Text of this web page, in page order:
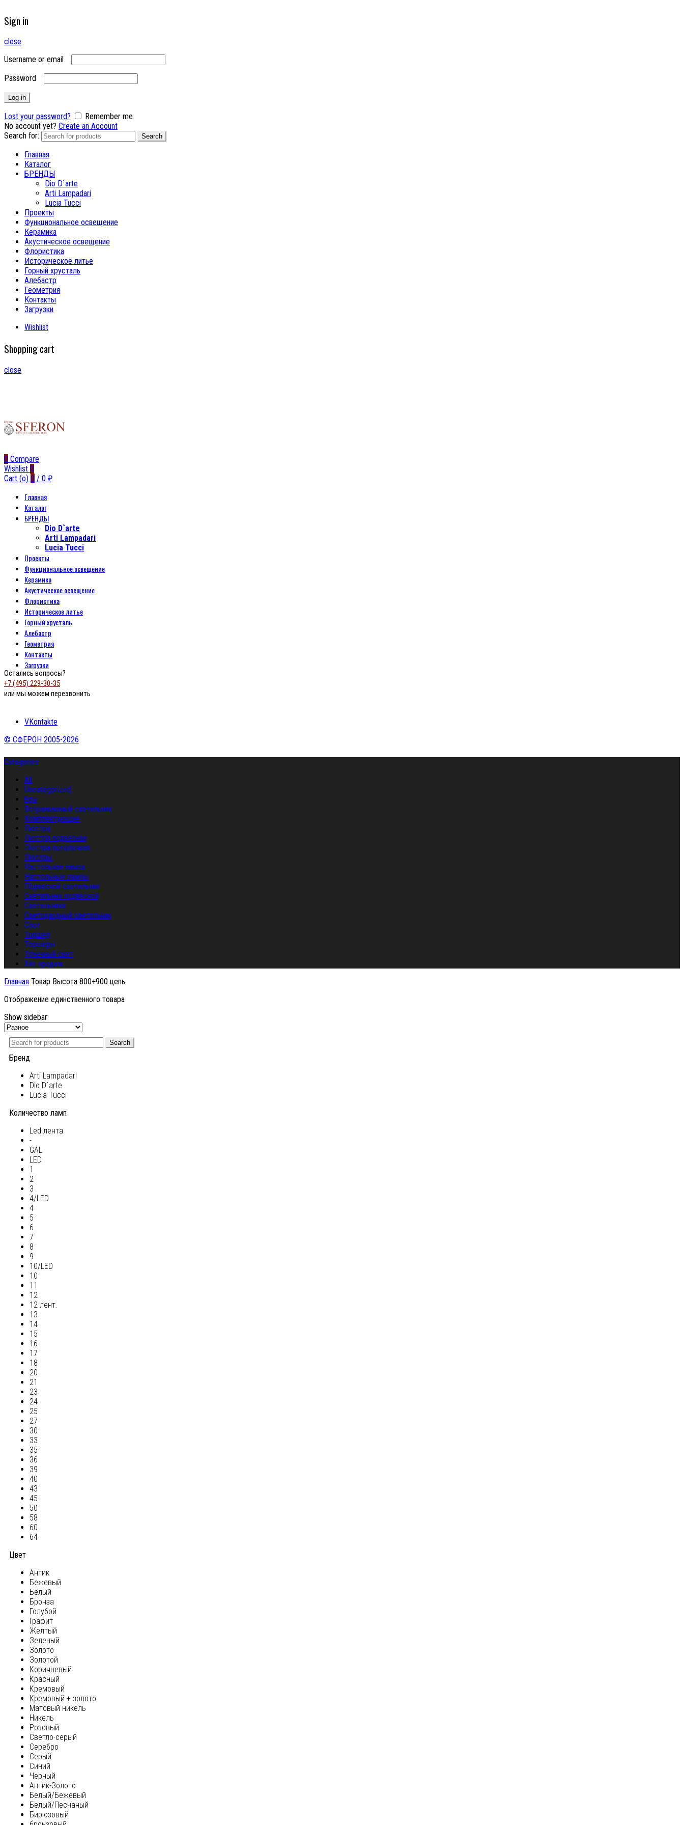
Sign in
close
Username or email
Password
Log in
Lost your password?
Remember me
No account yet? Create an Account
Search for:
Search
Главная
Каталог
БРЕНДЫ
Dio D`arte
Arti Lampadari
Lucia Tucci
Проекты
Функциональное освещение
Керамика
Акустическое освещение
Флористика
Историческое литье
Горный хрусталь
Алебастр
Геометрия
Контакты
Загрузки
Wishlist
Shopping cart
close
0 Compare
Wishlist 0
Cart (o) 0 / 0 ₽
Главная
Каталог
БРЕНДЫ
Dio D`arte
Arti Lampadari
Lucia Tucci
Проекты
Функциональное освещение
Керамика
Акустическое освещение
Флористика
Историческое литье
Горный хрусталь
Алебастр
Геометрия
Контакты
Загрузки
Остались вопросы?
+7 (495) 229-30-35
или мы можем перезвонить
VKontakte
© СФЕРОН 2005-2026
Categories
All
Uncategorized
Бра
Встраиваемый светильник
Комплектующие
Люстра
Люстра подвесная
Люстра потолочная
Люстры
Настольная лампа
Настольные лампы
Подвесной светильник
Светильник подвесной
Светильники
Светодиодный светильник
Спот
Торшер
Торшеры
Точечный свет
Хит продаж
Главная Товар Высота 800+900 цепь
Отображение единственного товара
Show sidebar
Search
Бренд
Arti Lampadari
Dio D`arte
Lucia Tucci
Количество ламп
Led лента
-
GAL
LED
1
2
3
4/LED
4
5
6
7
8
9
10/LED
10
11
12
12 лент.
13
14
15
16
17
18
20
21
23
24
25
27
30
33
35
36
39
40
43
45
50
58
60
64
Цвет
Антик
Бежевый
Белый
Бронза
Голубой
Графит
Желтый
Зеленый
Золото
Золотой
Коричневый
Красный
Кремовый
Кремовый + золото
Матовый никель
Никель
Розовый
Светло-серый
Серебро
Серый
Синий
Черный
Антик-Золото
Белый/Бежевый
Белый/Песчаный
Бирюзовый